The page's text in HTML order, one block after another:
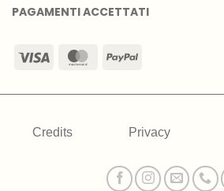
PAGAMENTI ACCETTATI
Visa MasterCardPayPal
Credits Privacy